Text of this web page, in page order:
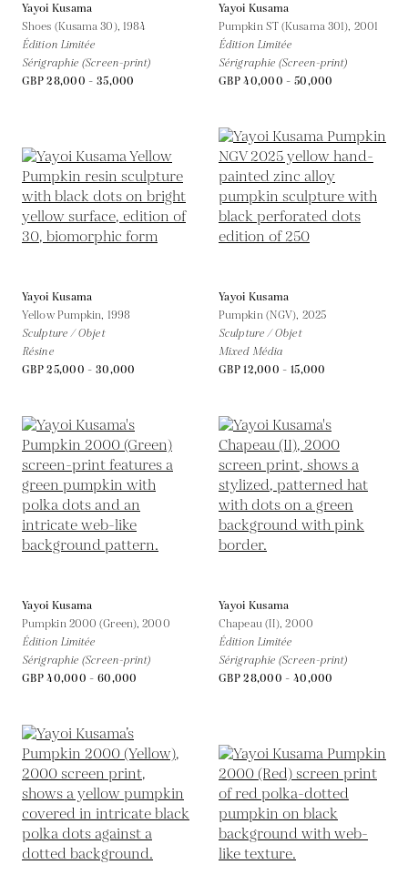
Yayoi Kusama
Shoes (Kusama 30), 1984
Édition Limitée
Sérigraphie (Screen-print)
GBP 28,000 - 35,000
Yayoi Kusama
Pumpkin ST (Kusama 301), 2001
Édition Limitée
Sérigraphie (Screen-print)
GBP 40,000 - 50,000
Yayoi Kusama
Yellow Pumpkin, 1998
Sculpture / Objet
Résine
GBP 25,000 - 30,000
Yayoi Kusama
Pumpkin (NGV), 2025
Sculpture / Objet
Mixed Média
GBP 12,000 - 15,000
Yayoi Kusama
Pumpkin 2000 (Green),2000
Édition Limitée
Sérigraphie (Screen-print)
GBP 40,000 - 60,000
Yayoi Kusama
Chapeau (II),2000
Édition Limitée
Sérigraphie (Screen-print)
GBP 28,000 - 40,000